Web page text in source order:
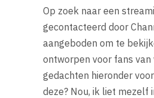
Op zoek naar een
gecontacteerd door
aangeboden om te
ontworpen voor fans
gedachten hieronder
deze? Nou, ik liet mezelf